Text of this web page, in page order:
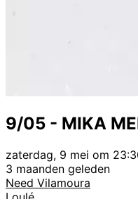
9/05 - MIKA
zaterdag, 9 mei om
3 maanden geleden
Need Vilamoura